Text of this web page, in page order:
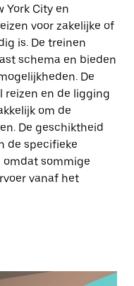
York City en
voor zakelijke of
is. De treinen
schema en bieden
De
reizen en de ligging
om de
De geschiktheid
de specifieke
sommige
vanaf het